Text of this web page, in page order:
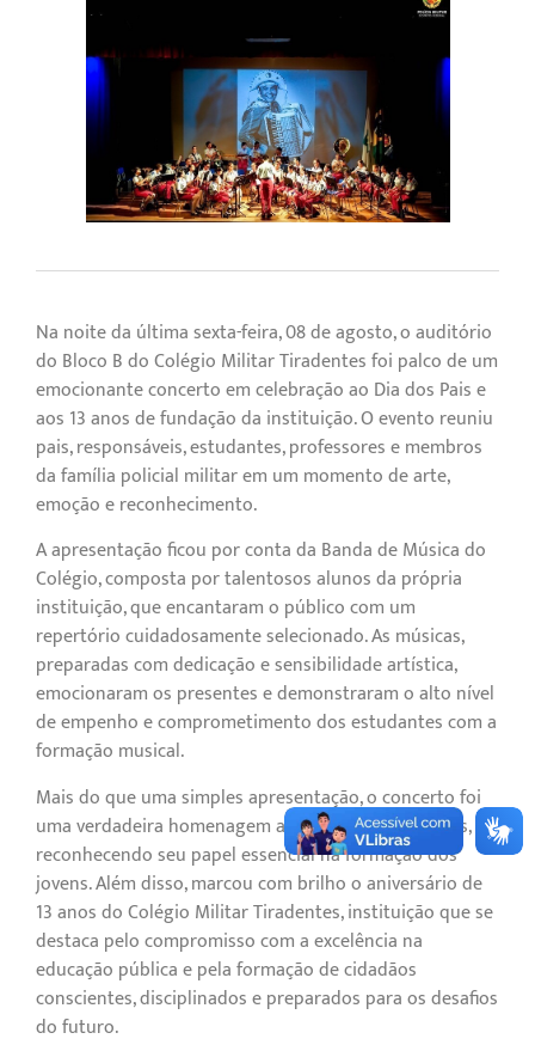
Na noite da última sexta-feira, 08 de agosto, o auditório
do Bloco B do Colégio Militar Tiradentes foi palco de um
emocionante concerto em celebração ao Dia dos Pais e
aos 13 anos de fundação da instituição. O evento reuniu
pais, responsáveis, estudantes, professores e membros
da família policial militar em um momento de arte,
emoção e reconhecimento.
A apresentação ficou por conta da Banda de Música do
Colégio, composta por talentosos alunos da própria
instituição, que encantaram o público com um
repertório cuidadosamente selecionado. As músicas,
preparadas com dedicação e sensibilidade artística,
emocionaram os presentes e demonstraram o alto nível
de empenho e comprometimento dos estudantes com a
formação musical.
Mais do que uma simples apresentação, o concerto foi
uma verdadeira homenagem aos pais e responsáveis,
reconhecendo seu papel essencial na formação dos
jovens. Além disso, marcou com brilho o aniversário de
13 anos do Colégio Militar Tiradentes, instituição que se
destaca pelo compromisso com a excelência na
educação pública e pela formação de cidadãos
conscientes, disciplinados e preparados para os desafios
do futuro.